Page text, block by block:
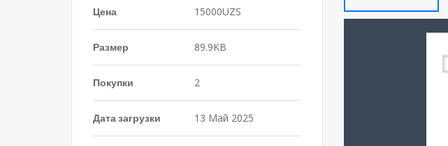
Цена 15000UZS
Размер 89.9KB
Покупки 2
Дата загрузки 13 Май 2025